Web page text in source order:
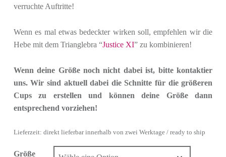
verruchte Auftritte!
Wenn es mal etwas bedeckter wirken soll, empfehlen wir die
Hebe mit dem Trianglebra “Justice XI” zu kombinieren!
Wenn deine Größe noch nicht dabei ist, bitte kontaktier
uns. Wir sind aktuell dabei die Schnitte für die größeren
Cups zu erstellen und können deine Größe dann
entsprechend vorziehen!
Lieferzeit: direkt lieferbar innerhalb von zwei Werktage / ready to ship
Größe